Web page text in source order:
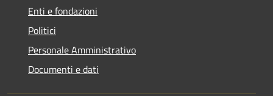
Enti e fondazioni
Politici
Personale Amministrativo
Documenti e dati